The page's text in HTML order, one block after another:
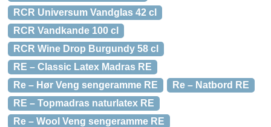
RCR Universum Vandglas 42 cl
RCR Vandkande 100 cl
RCR Wine Drop Burgundy 58 cl
RE – Classic Latex Madras RE
Re – Hør Veng sengeramme RE
Re – Natbord RE
RE – Topmadras naturlatex RE
Re – Wool Veng sengeramme RE